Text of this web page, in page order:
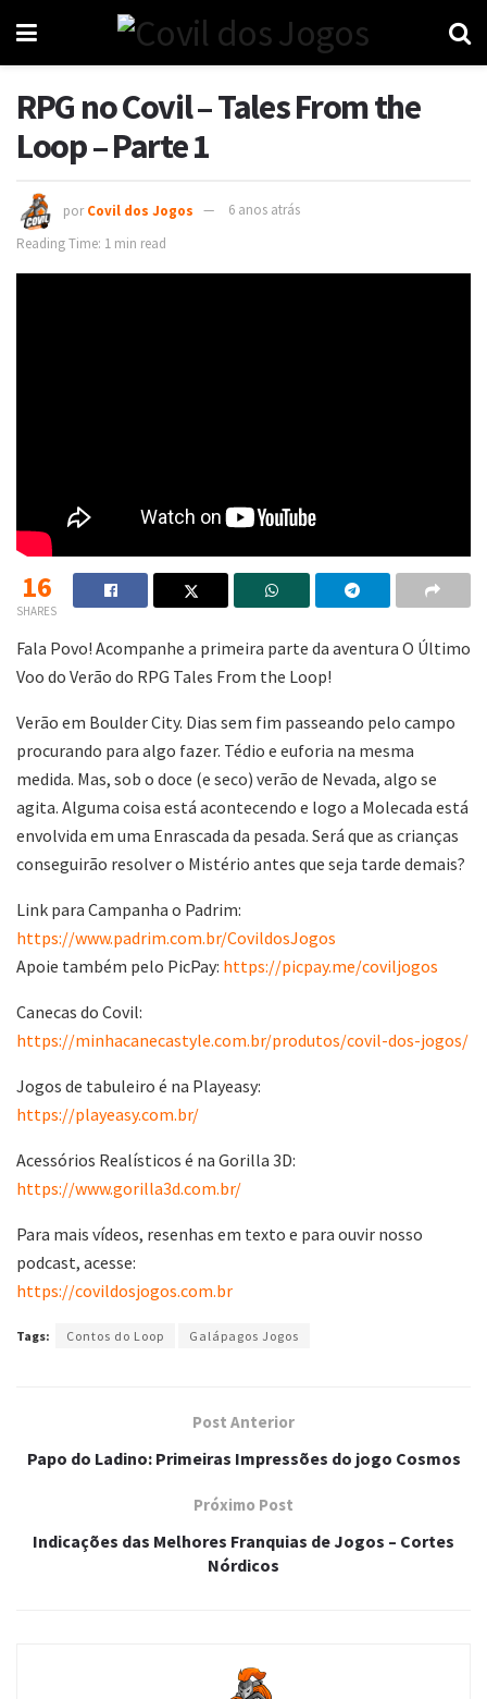
RPG no Covil – Tales From the
Loop – Parte 1
por Covil dos Jogos
6 anos atrás
Reading Time: 1 min read
16
SHARES
Fala Povo! Acompanhe a primeira parte da aventura O Último
Voo do Verão do RPG Tales From the Loop!
Verão em Boulder City. Dias sem fim passeando pelo campo
procurando para algo fazer. Tédio e euforia na mesma
medida. Mas, sob o doce (e seco) verão de Nevada, algo se
agita. Alguma coisa está acontecendo e logo a Molecada está
envolvida em uma Enrascada da pesada. Será que as crianças
conseguirão resolver o Mistério antes que seja tarde demais?
Link para Campanha o Padrim:
https://www.padrim.com.br/CovildosJogos
Apoie também pelo PicPay: https://picpay.me/coviljogos
Canecas do Covil:
https://minhacanecastyle.com.br/produtos/covil-dos-jogos/
Jogos de tabuleiro é na Playeasy:
https://playeasy.com.br/
Acessórios Realísticos é na Gorilla 3D:
https://www.gorilla3d.com.br/
Para mais vídeos, resenhas em texto e para ouvir nosso
podcast, acesse:
https://covildosjogos.com.br
Tags: Contos do Loop Galápagos Jogos
Post Anterior
Papo do Ladino: Primeiras Impressões do jogo Cosmos
Próximo Post
Indicações das Melhores Franquias de Jogos – Cortes
Nórdicos